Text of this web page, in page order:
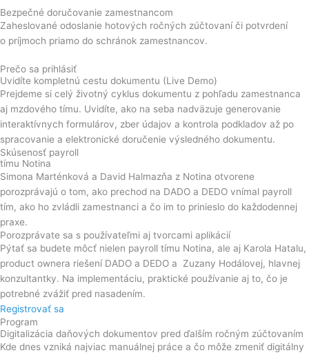
Bezpečné doručovanie zamestnancom
Zaheslované odoslanie hotových ročných zúčtovaní či potvrdení
o príjmoch priamo do schránok zamestnancov.
Prečo sa prihlásiť
Uvidíte kompletnú cestu dokumentu (Live Demo)
Prejdeme si celý životný cyklus dokumentu z pohľadu zamestnanca
aj mzdového tímu. Uvidíte, ako na seba nadväzuje generovanie
interaktívnych formulárov, zber údajov a kontrola podkladov až po
spracovanie a elektronické doručenie výsledného dokumentu.
Skúsenosť payroll
tímu Notina
Simona Marténková a David Halmazňa z Notina otvorene
porozprávajú o tom, ako prechod na DADO a DEDO vnímal payroll
tím, ako ho zvládli zamestnanci a čo im to prinieslo do každodennej
praxe.
Porozprávate sa s používateľmi aj tvorcami aplikácií
Pýtať sa budete môcť nielen payroll tímu Notina, ale aj Karola Hatalu,
product ownera riešení DADO a DEDO a Zuzany Hodálovej, hlavnej
konzultantky. Na implementáciu, praktické používanie aj to, čo je
potrebné zvážiť pred nasadením.
Registrovať sa
Program
Digitalizácia daňových dokumentov pred ďalším ročným zúčtovaním
Kde dnes vzniká najviac manuálnej práce a čo môže zmeniť digitálny